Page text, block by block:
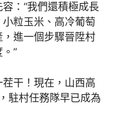
：“我們還積極成長
粒玉米、高冷葡萄
進一個步驟晉陞村
”
干！現在，山西高
駐村任務隊早已成為